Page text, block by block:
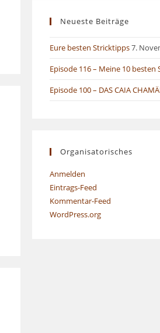
Neueste Beiträge
Eure besten Stricktipps7.
Episode 116 – Meine 10 besten
Episode 100 – DAS CAIA
Organisatorisches
Anmelden
Eintrags-Feed
Kommentar-Feed
WordPress.org